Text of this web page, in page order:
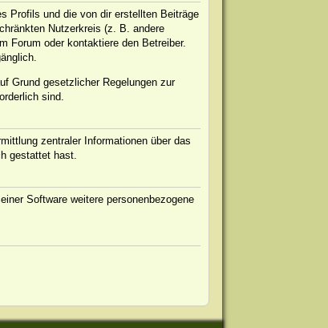
Profils und die von dir erstellten Beiträge
Nutzerkreis (z. B. andere
Forum oder kontaktiere den Betreiber.
Grund gesetzlicher Regelungen zur
sind.
zentraler Informationen über das
gestattet hast.
Software weitere personenbezogene